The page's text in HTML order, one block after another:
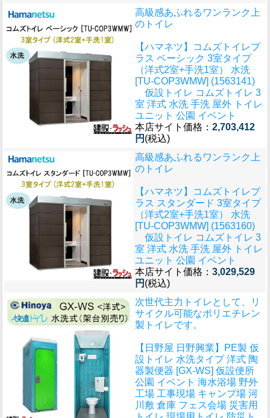
高級感あふれるワンランク上
のトイレ
【ハマネツ】コムズトイレプ
ラス ベーシック 3室タイプ
（洋式2室+手洗1室） 水洗
[TU-COP3WMW] (1563141)
仮設トイレ コムズトイレ 3
室 洋式 水洗 手洗 屋外 トイレ
ユニット 公園 イベント
本店サイト価格： 2,703,412
円 (税込)
高級感あふれるワンランク上
のトイレ
【ハマネツ】コムズトイレプ
ラス スタンダード 3室タイプ
（洋式2室+手洗1室） 水洗
[TU-COP3WMW] (1563160)
仮設トイレ コムズトイレ 3
室 洋式 水洗 手洗 屋外 トイレ
ユニット 公園 イベント
本店サイト価格： 3,029,529
円 (税込)
次世代主力トイレとして、リ
サイクル可能なポリエチレン
製トイレです。
【日野屋 日野興業】PE製 仮
設トイレ 水洗タイプ 洋式 陶
器製便器 [GX-WS] 仮設便所
公園 イベント 海水浴場 野外
工場 工事現場 キャンプ場 河
川敷 倉庫 フェス会場 災害用